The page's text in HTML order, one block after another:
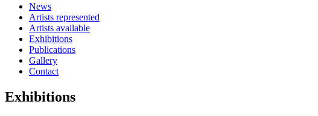
News
Artists represented
Artists available
Exhibitions
Publications
Gallery
Contact
Exhibitions